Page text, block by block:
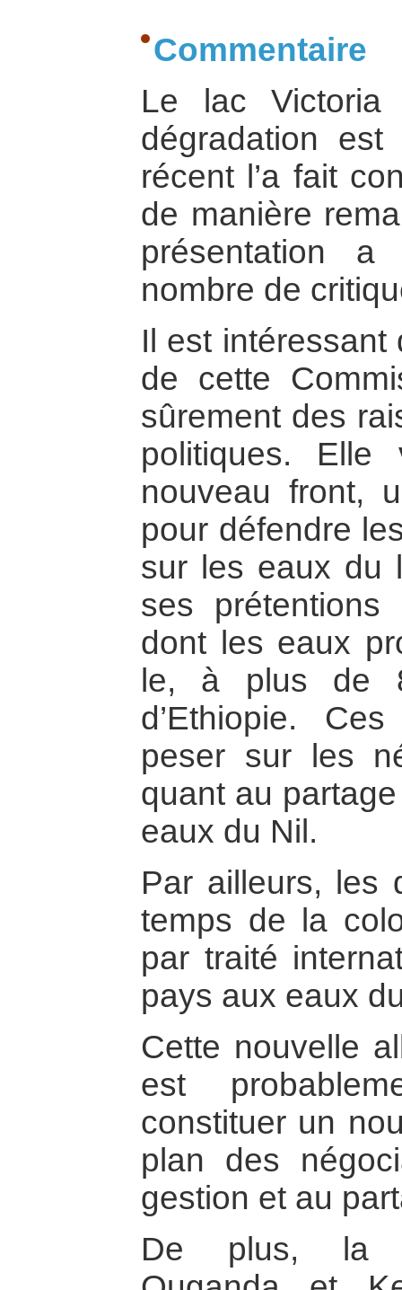
Commentaire
Le lac
dégradation
récent l’a fait
de manière
présentation
nombre de
Il est intéressant
de cette
sûrement des
politiques. Elle
nouveau front,
pour défendre
sur les eaux du
ses
dont les eaux
le, à plus de
d’Ethiopie.
peser sur les
quant au
eaux du Nil.
Par ailleurs, les
temps de la
par traité
pays aux eaux
Cette nouvelle
est
constituer un
plan des
gestion et au
De plus, la